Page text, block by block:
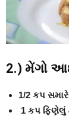
2.) મેંગો
1/2 કપ
1 કપ ફિણેલું